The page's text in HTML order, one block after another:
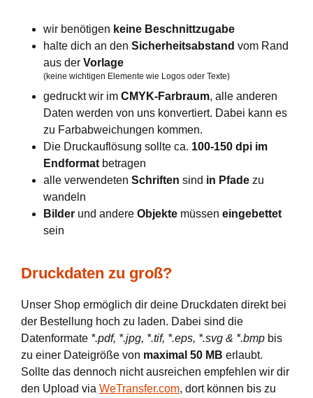
wir benötigen keine Beschnittzugabe
halte dich an den Sicherheitsabstand vom Rand
aus der Vorlage
(keine wichtigen Elemente wie Logos oder Texte)
gedruckt wir im CMYK-Farbraum, alle anderen
Daten werden von uns konvertiert. Dabei kann es
zu Farbabweichungen kommen.
Die Druckauflösung sollte ca. 100-150 dpi im
Endformat betragen
alle verwendeten Schriften sind in Pfade zu
wandeln
Bilder und andere Objekte müssen eingebettet
sein
Druckdaten zu groß?
Unser Shop ermöglich dir deine Druckdaten direkt bei
der Bestellung hoch zu laden. Dabei sind die
Datenformate *.pdf, *.jpg, *.tif, *.eps, *.svg & *.bmp bis
zu einer Dateigröße von maximal 50 MB erlaubt.
Sollte das dennoch nicht ausreichen empfehlen wir dir
den Upload via WeTransfer.com, dort können bis zu